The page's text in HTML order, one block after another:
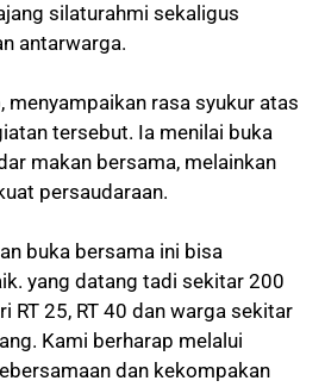
silaturahmi sekaligus
antarwarga.
menyampaikan rasa syukur atas
tersebut. Ia menilai buka
makan bersama, melainkan
persaudaraan.
buka bersama ini bisa
yang datang tadi sekitar 200
RT 25, RT 40 dan warga sekitar
Kami berharap melalui
dan kekompakan